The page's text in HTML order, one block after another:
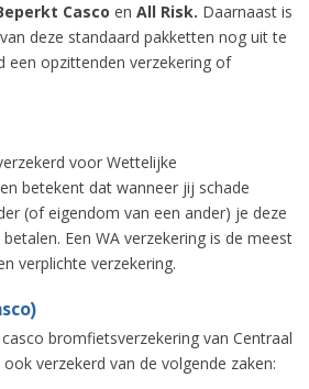
Casco en All Risk. Daarnaast is
deze standaard pakketten nog uit te
een opzittenden verzekering of
voor Wettelijke
betekent dat wanneer jij schade
(of eigendom van een ander) je deze
Een WA verzekering is de meest
verplichte verzekering.
bromfietsverzekering van Centraal
verzekerd van de volgende zaken: